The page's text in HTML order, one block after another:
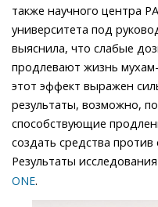
также научного центра
университета под
выяснила, что слабые
продлевают жизнь
этот эффект выражен
результаты, возможно,
способствующие
создать средства против
Результаты
ONE.